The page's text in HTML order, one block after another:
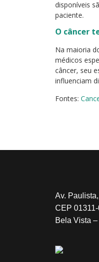
disponíveis
paciente.
O câncer
Na maioria
médicos
câncer, seu
influenciam
Fontes:
Av.
CEP
Bela Vista